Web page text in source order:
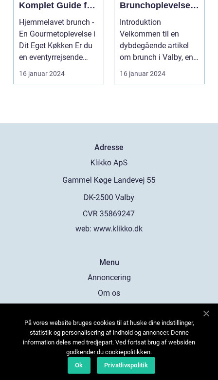
Komplet Guide for
Eventyrrejsende
og Backpackere
Hjemmelavet brunch -
En Gourmetoplevelse i
Dit Eget Køkken Er du
en eventyrrejsende
eller en backpa...
16 januar 2024
Brunchoplevelse i
Vesterbro
Introduktion
Velkommen til en
dybdegående artikel
om brunch i Valby, en
populær og trendy
bydel i Kø...
16 januar 2024
Adresse
web: www.klikko.dk
Menu
Annoncering
Om os
Kontakt os
Sitemap
På vores website bruges cookies til at huske dine indstillinger,
statistik og personalisering af indhold og annoncer. Denne
information deles med tredjepart. Ved fortsat brug af websiden
godkender du cookiepolitikken.
Ok
Privatlivspolitik